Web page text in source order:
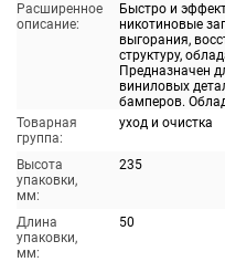
Расширенное
описание:
Быстро и
никотиновые
выгорания,
структуру,
Предназначен
виниловых
бамперов.
Товарная
группа:
уход и очистка
Высота
упаковки,
мм:
235
Длина
упаковки,
мм:
50